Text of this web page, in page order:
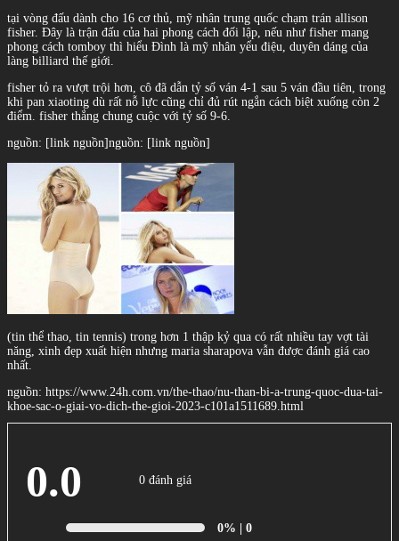
tại vòng đấu dành cho 16 cơ thủ, mỹ nhân trung quốc chạm trán allison
fisher. Đây là trận đấu của hai phong cách đối lập, nếu như fisher mang
phong cách tomboy thì hiểu Đình là mỹ nhân yểu điệu, duyên dáng của
làng billiard thế giới.
fisher tỏ ra vượt trội hơn, cô đã dẫn tỷ số ván 4-1 sau 5 ván đầu tiên, trong
khi pan xiaoting dù rất nỗ lực cũng chỉ đủ rút ngắn cách biệt xuống còn 2
điểm. fisher thắng chung cuộc với tỷ số 9-6.
nguồn: [link nguồn]nguồn: [link nguồn]
(tin thể thao, tin tennis) trong hơn 1 thập kỷ qua có rất nhiều tay vợt tài
năng, xinh đẹp xuất hiện nhưng maria sharapova vẫn được đánh giá cao
nhất.
nguồn: https://www.24h.com.vn/the-thao/nu-than-bi-a-trung-quoc-dua-tai-
khoe-sac-o-giai-vo-dich-the-gioi-2023-c101a1511689.html
0.0 0 đánh giá
0% | 0